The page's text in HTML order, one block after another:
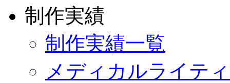
制作実績
制作実績一覧
メディカルライテ